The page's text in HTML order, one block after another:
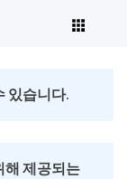
있습니다.
해 제공되는